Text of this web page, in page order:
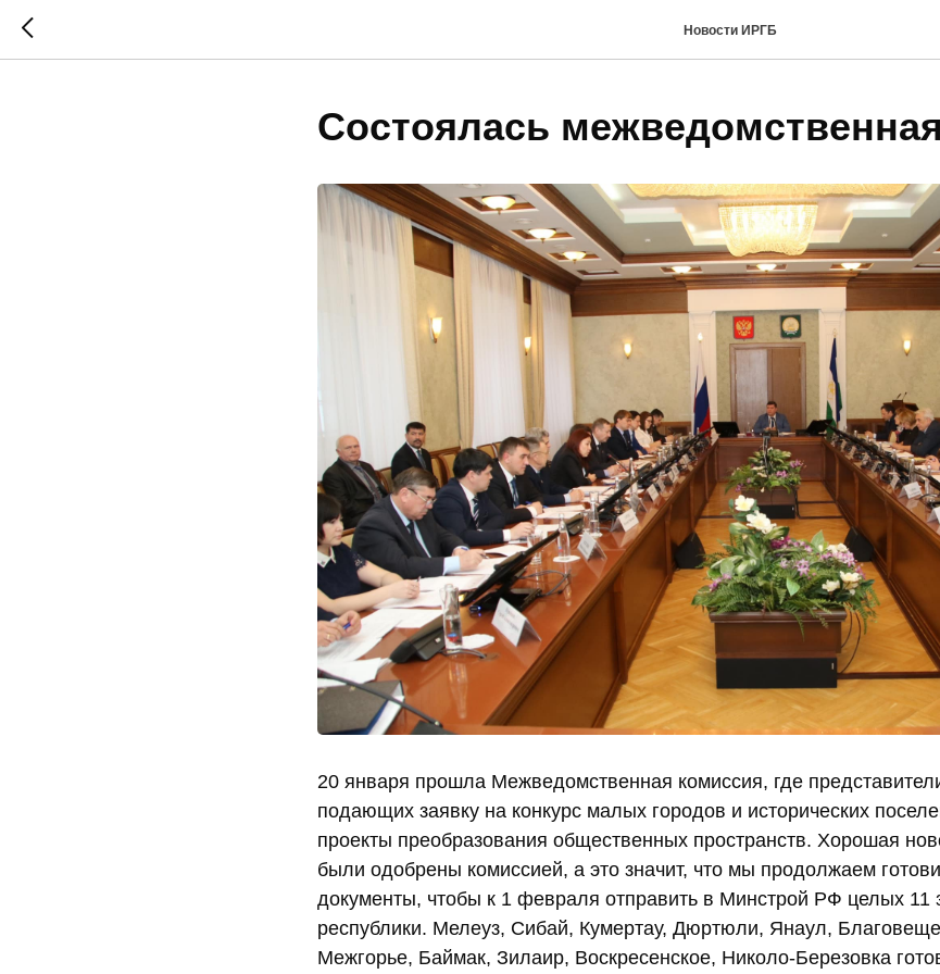
Новости ИРГБ
Состоялась
20 января прошла Межведомственная комиссия, где
подающих заявку на конкурс малых городов и исторических
проекты преобразования общественных пространств. Хорошая
были одобрены комиссией, а это значит, что мы продолжаем
документы, чтобы к 1 февраля отправить в Минстрой РФ целых 11
республики. Мелеуз, Сибай, Кумертау, Дюртюли, Янаул,
Межгорье, Баймак, Зилаир, Воскресенское, Николо-Березовка